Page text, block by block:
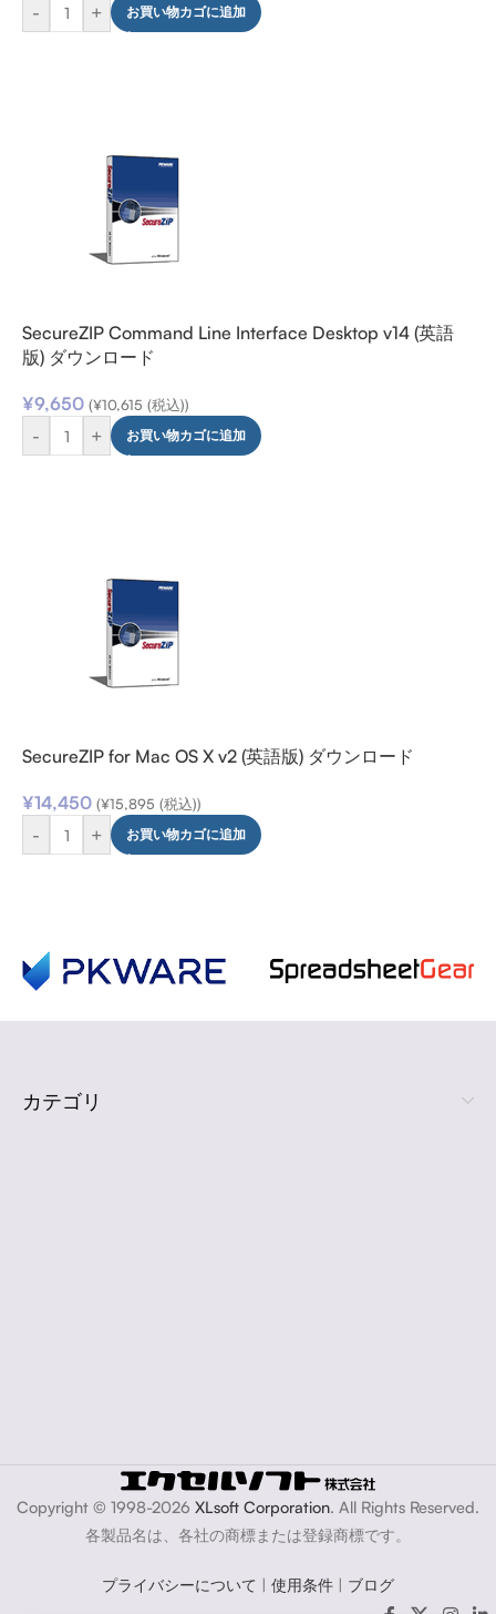
- + お買い物カゴに追加
SecureZIP Command Line Interface Desktop v14 (英語
版) ダウンロード
¥9,650 (¥10,615 (税込))
- + お買い物カゴに追加
SecureZIP for Mac OS X v2 (英語版) ダウンロード
¥14,450 (¥15,895 (税込))
- + お買い物カゴに追加
カテゴリ
Copyright © 1998-2026 XLsoft Corporation. All Rights Reserved.
各製品名は、各社の商標または登録商標です。
プライバシーについて | 使用条件 | ブログ